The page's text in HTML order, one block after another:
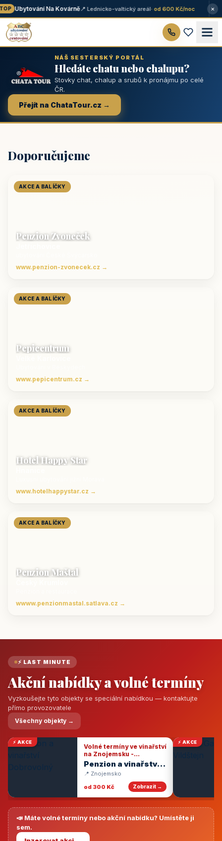
Ubytování Na Kovárně📍 Lednicko-valtický areál· od 600 Kč/noc ×
NÁŠ SESTERSKÝ PORTÁL
Hledáte chatu nebo chalupu?
Stovky chat, chalup a srubů k pronájmu po celé
ČR.
Přejít na ChataTour.cz →
Doporučujeme
AKCE A BALÍČKY
Penzion Zvoneček
www.penzion-zvonecek.cz →
AKCE A BALÍČKY
Pepicentrum
www.pepicentrum.cz →
AKCE A BALÍČKY
Hotel Happy Star
www.hotelhappystar.cz →
AKCE A BALÍČKY
Penzion Maštal
wwww.penzionmastal.satlava.cz →
⚡ LAST MINUTE
Akční nabídky a volné termíny
Vyzkoušejte tyto objekty se speciální nabídkou — kontaktujte
přímo provozovatele
Všechny objekty →
⚡ AKCE
Volné termíny ve vinařství
na Znojemsku -
degustace vín
Penzion a vinařství
Dobrovolný
📍 Znojemsko
od 300 Kč
Zobrazit →
⚡ AKCE
📣 Máte volné termíny nebo akční nabídku? Umístěte ji
sem.